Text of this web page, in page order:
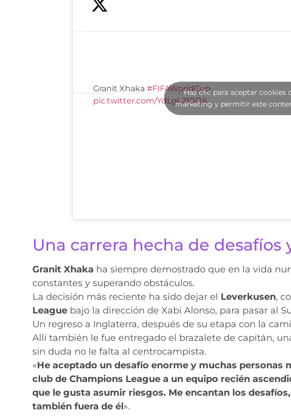
Granit Xhaka #FIFAWorldCup
pic.twitter.com/YdLgL210QA
Haz clic para aceptar cookies
marketing y permitir este
Una carrera hecha de desafíos
Granit Xhaka ha siempre demostrado que en la vida
constantes y superando obstáculos.
La decisión más reciente ha sido dejar el Leverkusen,
League bajo la dirección de Xabi Alonso, para pasar al
Un regreso a Inglaterra, después de su etapa con la
Allí también le fue entregado el brazalete de capitán,
sin duda no le falta al centrocampista.
«He aceptado un desafío enorme y muchas personas
club de Champions League a un equipo recién
que le gusta asumir riesgos. Me encantan los
también fuera de él».